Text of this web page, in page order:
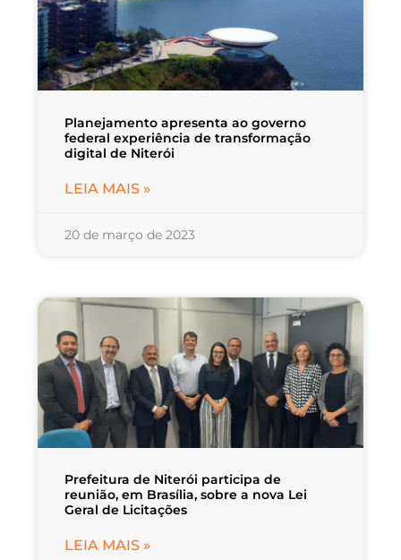
Planejamento apresenta ao governo
federal experiência de transformação
digital de Niterói
LEIA MAIS »
20 de março de 2023
Prefeitura de Niterói participa de
reunião, em Brasília, sobre a nova Lei
Geral de Licitações
LEIA MAIS »